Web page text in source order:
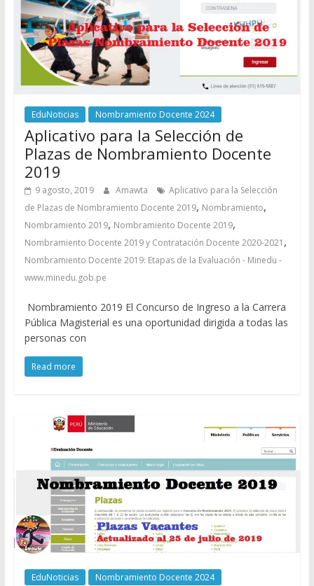
EduNoticias Nombramiento Docente 2024
Aplicativo para la Selección de
Plazas de Nombramiento Docente
2019
9 agosto, 2019 Amawta
Aplicativo para la Selección
de Plazas de Nombramiento Docente 2019, Nombramiento,
Nombramiento 2019, Nombramiento Docente 2019,
Nombramiento Docente 2019 y Contratación Docente 2020-2021 ,
Nombramiento Docente 2019: Etapas de la Evaluación - Minedu -
www.minedu.gob.pe
Nombramiento 2019 El Concurso de Ingreso a la Carrera
Pública Magisterial es una oportunidad dirigida a todas las
personas con
Read more
EduNoticias Nombramiento Docente 2024